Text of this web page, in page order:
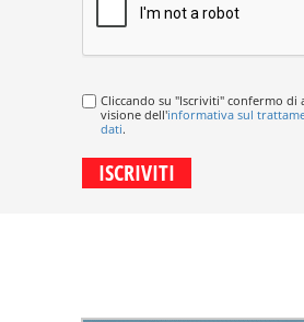
Cliccando su "Iscriviti" confermo di
visione dell'informativa sul
dati.